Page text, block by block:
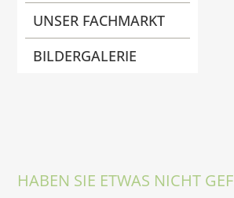
UNSER FACHMARKT
BILDERGALERIE
HABEN SIE ETWAS NICHT